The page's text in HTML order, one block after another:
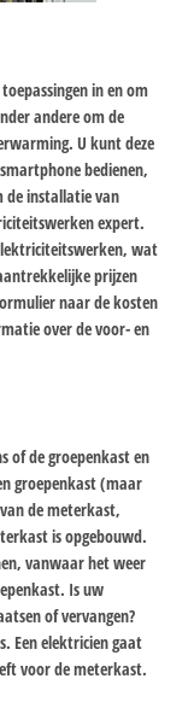
in en om
andere om de
U kunt deze
bedienen,
de installatie van
expert.
wat
prijzen
naar de kosten
over de voor- en
of de groepenkast en
groepenkast (maar
de meterkast,
is opgebouwd.
vanwaar het weer
Is uw
of vervangen?
Een elektricien gaat
voor de meterkast.